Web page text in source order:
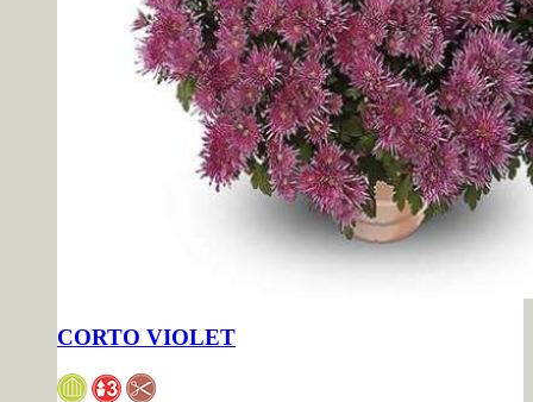
CORTO VIOLET